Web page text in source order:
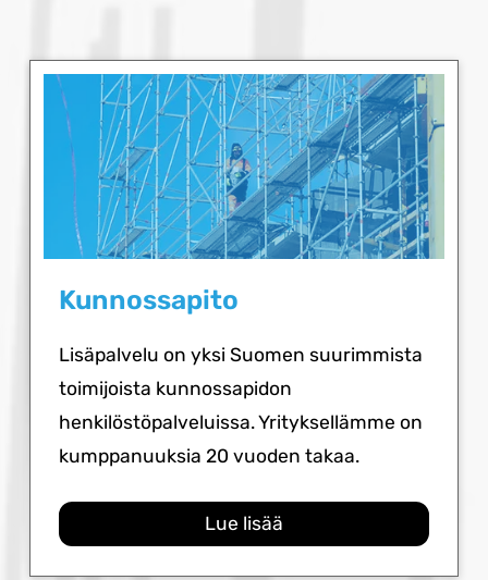
Kunnossapito
Lisäpalvelu on yksi Suomen suurimmista
toimijoista kunnossapidon
henkilöstöpalveluissa. Yrityksellämme on
kumppanuuksia 20 vuoden takaa.
Lue lisää